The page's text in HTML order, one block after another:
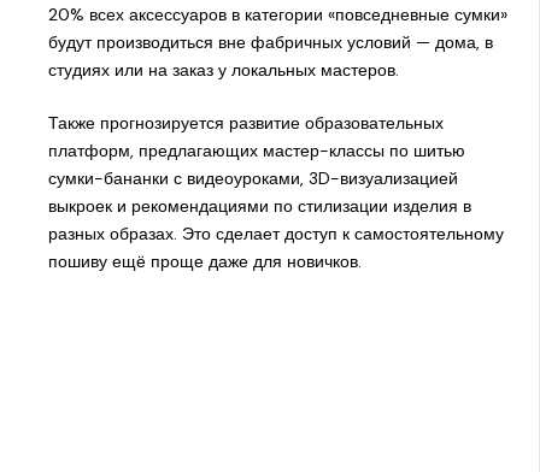
20% всех аксессуаров в категории «повседневные сумки»
будут производиться вне фабричных условий — дома, в
студиях или на заказ у локальных мастеров.
Также прогнозируется развитие образовательных
платформ, предлагающих мастер-классы по шитью
сумки-бананки с видеоуроками, 3D-визуализацией
выкроек и рекомендациями по стилизации изделия в
разных образах. Это сделает доступ к самостоятельному
пошиву ещё проще даже для новичков.